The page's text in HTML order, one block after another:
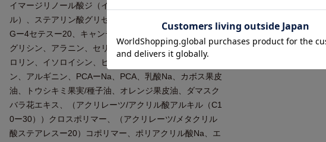
イマージリノール酸ジ（イソステアリル/フィトステリ
ル）、ステアリン酸グリセリル（SE）、セテスー10、PP
Gー4セテスー20、キャンデリラロウ、アスパラギン酸、
グリシン、アラニン、セリン、バリン、トレオニン、プ
ロリン、イソロイシン、ヒスチジン、フェニルアラニ
ン、アルギニン、PCAーNa、PCA、乳酸Na、カボス果皮
油、トウシキミ果実/種子油、オレンジ果皮油、ダマスク
バラ花エキス、（アクリレーツ/アクリル酸アルキル（C1
0ー30））クロスポリマー、（アクリレーツ/メタクリル
酸ステアレスー20）コポリマー、ポリアクリル酸Na、エ